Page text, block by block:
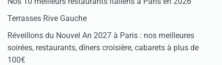
Terrasses Rive Gauche
Réveillons du Nouvel An 2027 à Paris : nos meilleures
soirées, restaurants, dîners croisière, cabarets à plus de
100€